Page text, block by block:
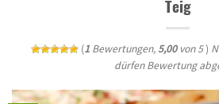
Teig
(1Bewertungen,5,00von 5)
dürfen Bewertung